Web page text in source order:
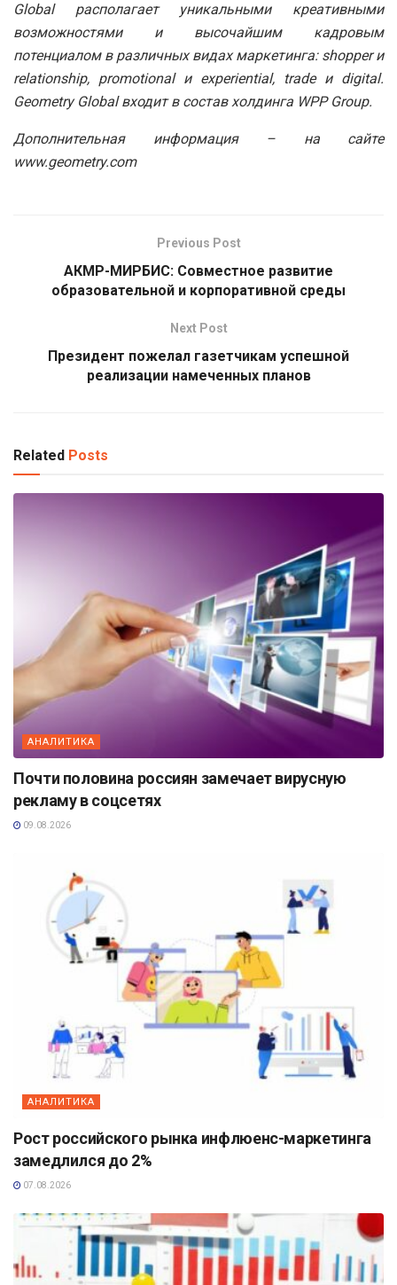
Global располагает уникальными креативными
возможностями и высочайшим кадровым
потенциалом в различных видах маркетинга: shopper и
relationship, promotional и experiential, trade и digital.
Geometry Global входит в состав холдинга WPP Group.
Дополнительная информация – на сайте
www.geometry.com
Previous Post
АКМР-МИРБИС: Совместное развитие
образовательной и корпоративной среды
Next Post
Президент пожелал газетчикам успешной
реализации намеченных планов
Related Posts
АНАЛИТИКА
Почти половина россиян замечает вирусную
рекламу в соцсетях
09.08.2026
АНАЛИТИКА
Рост российского рынка инфлюенс-маркетинга
замедлился до 2%
07.08.2026